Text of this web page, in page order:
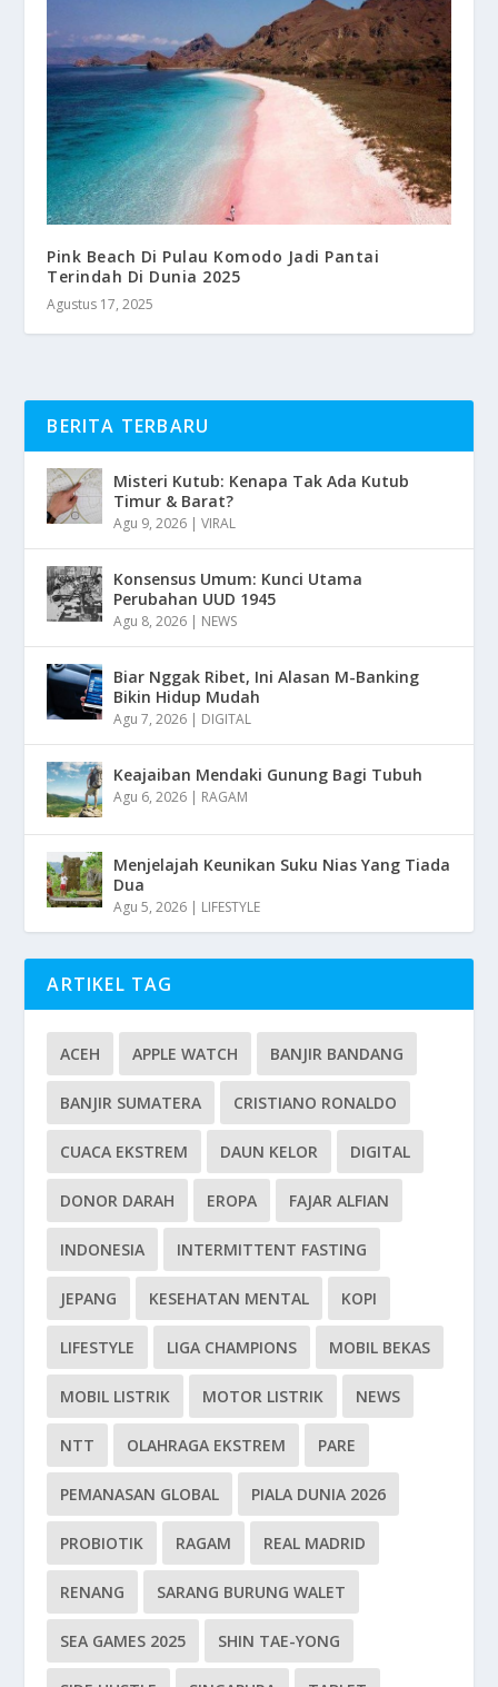
Pink Beach Di Pulau Komodo Jadi Pantai
Terindah Di Dunia 2025
Agustus 17, 2025
BERITA TERBARU
Misteri Kutub: Kenapa Tak Ada Kutub
Timur & Barat?
Agu 9, 2026 |VIRAL
Konsensus Umum: Kunci Utama
Perubahan UUD 1945
Agu 8, 2026 | NEWS
Biar Nggak Ribet, Ini Alasan M-Banking
Bikin Hidup Mudah
Agu 7, 2026 | DIGITAL
Keajaiban Mendaki Gunung Bagi Tubuh
Agu 6, 2026 | RAGAM
Menjelajah Keunikan Suku Nias Yang Tiada
Dua
Agu 5, 2026 | LIFESTYLE
ARTIKEL TAG
ACEH APPLE WATCH BANJIR BANDANG
BANJIR SUMATERA CRISTIANO RONALDO
CUACA EKSTREM DAUN KELOR DIGITAL
DONOR DARAH EROPA FAJAR ALFIAN
INDONESIA INTERMITTENT FASTING
JEPANG KESEHATAN MENTAL KOPI
LIFESTYLE LIGA CHAMPIONS MOBIL BEKAS
MOBIL LISTRIK MOTOR LISTRIK NEWS
NTT OLAHRAGA EKSTREM PARE
PEMANASAN GLOBAL PIALA DUNIA 2026
PROBIOTIK RAGAM REAL MADRID
RENANG SARANG BURUNG WALET
SEA GAMES 2025 SHIN TAE-YONG